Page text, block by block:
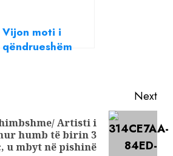
Vijon moti i
qëndrueshëm
Next
Artisti i
humb të birin 3
u mbyt në pishinë